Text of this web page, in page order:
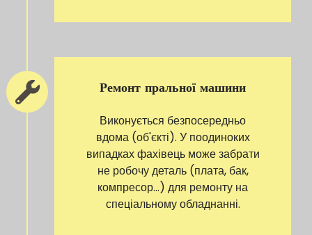
Ремонт пральної машини
Виконується безпосередньо
вдома (об'єкті). У поодиноких
випадках фахівець може забрати
не робочу деталь (плата, бак,
компресор...) для ремонту на
спеціальному обладнанні.